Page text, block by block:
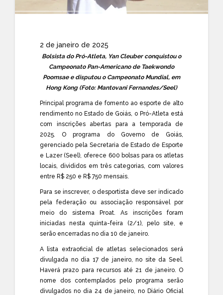
2 de janeiro de 2025
Bolsista do Pró-Atleta, Yan Cleuber conquistou o
Campeonato Pan-Americano de Taekwondo
Poomsae e disputou o Campeonato Mundial, em
Hong Kong (Foto: Mantovani Fernandes/Seel)
Principal programa de fomento ao esporte de alto
rendimento no Estado de Goiás, o Pró-Atleta está
com inscrições abertas para a temporada de
2025. O programa do Governo de Goiás,
gerenciado pela Secretaria de Estado de Esporte
e Lazer (Seel), oferece 600 bolsas para os atletas
locais, divididos em três categorias, com valores
entre R$ 250 e R$ 750 mensais.
Para se inscrever, o desportista deve ser indicado
pela federação ou associação responsável por
meio do sistema Proat. As inscrições foram
iniciadas nesta quinta-feira (2/1), pelo site , e
serão encerradas no dia 10 de janeiro.
A lista extraoficial de atletas selecionados será
divulgada no dia 17 de janeiro, no site da Seel
Haverá prazo para recursos até 21 de janeiro. O
nome dos contemplados pelo programa serão
divulgados no dia 24 de janeiro, no Diário Oficial